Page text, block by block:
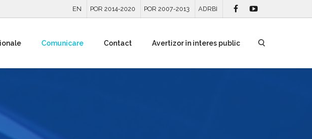
EN POR 2014-2020 POR 2007-2013 ADRBI
Comunicare Contact Avertizor în interes public